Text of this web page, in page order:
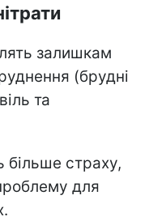
залишкам
(брудні
та
більше страху,
для